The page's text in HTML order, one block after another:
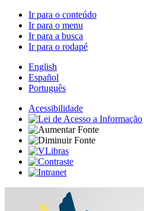
Ir para o conteúdo
Ir para o menu
Ir para a busca
Ir para o rodapé
English
Español
Português
Acessibilidade